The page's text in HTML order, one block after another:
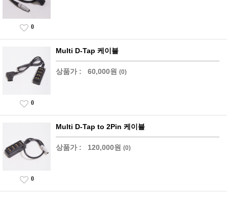
0
Multi D-Tap 케이블
상품가 : 60,000원 (0)
0
Multi D-Tap to 2Pin 케이블
상품가 : 120,000원 (0)
0